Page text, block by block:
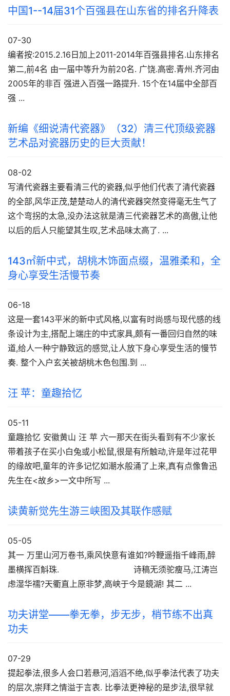
中国1--14届31个百强县在山东省的排名升降表
07-30
编者按:2015.2.16日加上2011-2014年百强县排名.山东排名
第二,前4名 由一届中等升为前20名. 广饶.高密.青州.齐河由
2005年的非百 强进入百强一路提升. 15个在14届中全部百
强 ...
新编《细说清代瓷器》（32）清三代顶级瓷器
艺术品对瓷器历史的巨大贡献！
08-02
写清代瓷器主要看清三代的瓷器,似乎他们代表了清代瓷器
的全部,风华正茂,楚楚动人的清代瓷器突然变得毫无生气了
这个弯拐的太急,没办法这就是清三代瓷器艺术的高傲,让他
以后的后人只能望其生叹,艺术品味太高了. ...
143㎡新中式，胡桃木饰面点缀，温雅柔和，全
身心享受生活慢节奏
06-18
这是一套143平米的新中式风格,以富有时尚感与现代感的线
条设计为主,搭配上端庄的中式家具,颇有一番回归自然的味
道,给人一种宁静致远的感觉,让人放下身心享受生活的慢节
奏. 整个入户玄关被胡桃木色包围.到 ...
汪 苹：童趣拾忆
05-11
童趣拾忆 安徽黄山 汪 苹 六一那天在街头看到有不少家长
带着孩子在买小白兔或小松鼠,很是有所触动,许是年过花甲
的缘故吧,童年的许多记忆如潮水般涌了上来,真有点像鲁迅
先生在<故乡>一文中所写 ...
读黄新觉先生游三峡图及其联作感赋
05-05
其一 万里山河万卷书,乘风快意有谁如?吟鞭遥指千峰雨,醉
墨横挥百斛珠. 诗稿无须驼瘦马,江涛岂
虑湿华襦?天衢直上原非梦,高峡于今是鏡湖! 其二 ...
功夫讲堂——拳无拳，步无步，梢节练不出真
功夫
07-29
提起拳法,很多人会口若悬河,滔滔不绝,似乎拳法代表了功夫
的层次,崇拜之情溢于言表. 比拳法更神秘的是步法,很早就